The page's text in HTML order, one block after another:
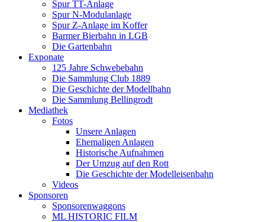
Spur TT-Anlage
Spur N-Modulanlage
Spur Z-Anlage im Koffer
Barmer Bierbahn in LGB
Die Gartenbahn
Exponate
125 Jahre Schwebebahn
Die Sammlung Club 1889
Die Geschichte der Modellbahn
Die Sammlung Bellingrodt
Mediathek
Fotos
Unsere Anlagen
Ehemaligen Anlagen
Historische Aufnahmen
Der Umzug auf den Rott
Die Geschichte der Modelleisenbahn
Videos
Sponsoren
Sponsorenwaggons
ML HISTORIC FILM